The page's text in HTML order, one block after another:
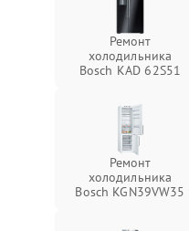
Ремонт
холодильника
Bosch KAD 62S51
Ремонт
холодильника
Bosch KGN39VW35